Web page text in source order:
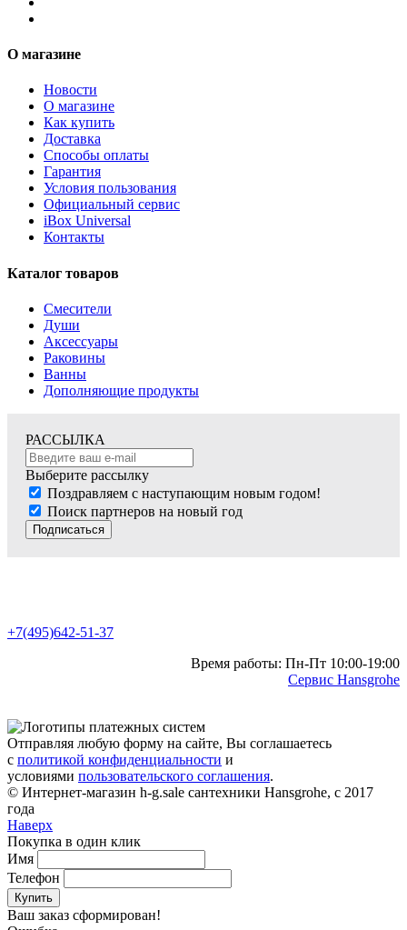
О магазине
Новости
О магазине
Как купить
Доставка
Способы оплаты
Гарантия
Условия пользования
Официальный сервис
iBox Universal
Контакты
Каталог товаров
Смесители
Души
Аксессуары
Раковины
Ванны
Дополняющие продукты
РАССЫЛКА
Выберите рассылку
Поздравляем с наступающим новым годом!
Поиск партнеров на новый год
Подписаться
+7(495)642-51-37
Время работы: Пн-Пт 10:00-19:00
Сервис Hansgrohe
Отправляя любую форму на сайте, Вы соглашаетесь
с политикой конфиденциальности и
условиями пользовательского соглашения.
© Интернет-магазин h-g.sale сантехники Hansgrohe, с 2017
года
Наверх
Покупка в один клик
Имя
Телефон
Купить
Ваш заказ сформирован!